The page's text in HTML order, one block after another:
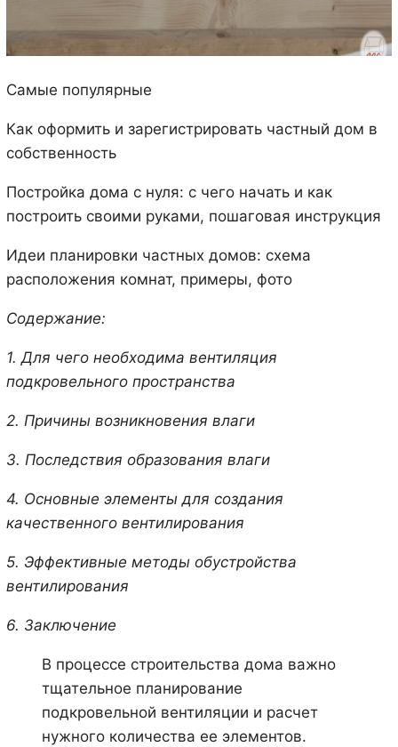
Самые популярные
Как оформить и зарегистрировать частный дом в
собственность
Постройка дома с нуля: с чего начать и как
построить своими руками, пошаговая инструкция
Идеи планировки частных домов: схема
расположения комнат, примеры, фото
Содержание:
1. Для чего необходима вентиляция
подкровельного пространства
2. Причины возникновения влаги
3. Последствия образования влаги
4. Основные элементы для создания
качественного вентилирования
5. Эффективные методы обустройства
вентилирования
6. Заключение
В процессе строительства дома важно
тщательное планирование
подкровельной вентиляции и расчет
нужного количества ее элементов.